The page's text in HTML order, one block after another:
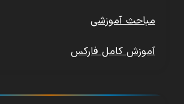
مباحث آموزشی
آموزش کامل فارکس